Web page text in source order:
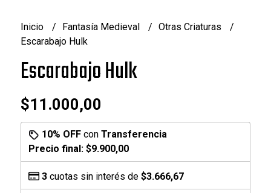
Inicio Fantasía Medieval
Otras Criaturas
Escarabajo Hulk
Escarabajo Hulk
$11.000,00
10% OFFcon Transferencia
Precio final: $9.900,00
3cuotas sin interés de $3.666,67